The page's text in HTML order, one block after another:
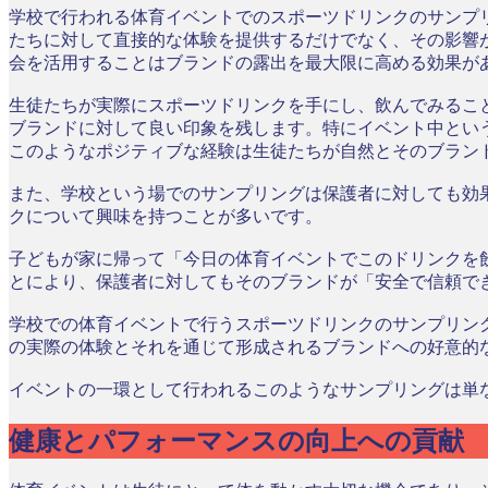
学校で行われる体育イベントでのスポーツドリンクのサン
たちに対して直接的な体験を提供するだけでなく、その影
会を活用することはブランドの露出を最大限に高める効果が
生徒たちが実際にスポーツドリンクを手にし、飲んでみる
ブランドに対して良い印象を残します。特にイベント中と
このようなポジティブな経験は生徒たちが自然とそのブラ
また、学校という場でのサンプリングは保護者に対しても
クについて興味を持つことが多いです。
子どもが家に帰って「今日の体育イベントでこのドリンク
とにより、保護者に対してもそのブランドが「安全で信頼
学校での体育イベントで行うスポーツドリンクのサンプリ
の実際の体験とそれを通じて形成されるブランドへの好意
イベントの一環として行われるこのようなサンプリングは
健康とパフォーマンスの向上への貢献